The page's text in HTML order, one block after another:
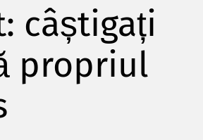
câștigați
propriul